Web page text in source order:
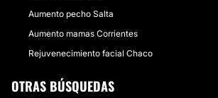
Aumento pecho Salta
Aumento mamas Corrientes
Rejuvenecimiento facial Chaco
OTRAS BÚSQUEDAS